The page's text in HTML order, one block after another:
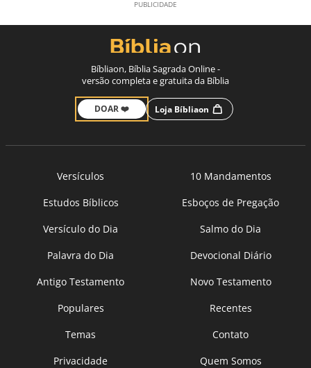
Bíbliaon, Bíblia Sagrada Online -
versão completa e gratuita da Bíblia
DOAR ❤️ Loja Bíbliaon
Versículos
10 Mandamentos
Estudos Bíblicos
Esboços de Pregação
Versículo do Dia
Salmo do Dia
Palavra do Dia
Devocional Diário
Antigo Testamento
Novo Testamento
Populares
Recentes
Temas
Contato
Privacidade
Quem Somos